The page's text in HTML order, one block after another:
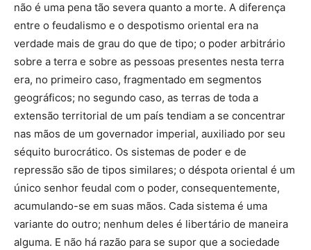
não é uma pena tão severa quanto a morte. A diferença
entre o feudalismo e o despotismo oriental era na
verdade mais de grau do que de tipo; o poder arbitrário
sobre a terra e sobre as pessoas presentes nesta terra
era, no primeiro caso, fragmentado em segmentos
geográficos; no segundo caso, as terras de toda a
extensão territorial de um país tendiam a se concentrar
nas mãos de um governador imperial, auxiliado por seu
séquito burocrático. Os sistemas de poder e de
repressão são de tipos similares; o déspota oriental é um
único senhor feudal com o poder, consequentemente,
acumulando-se em suas mãos. Cada sistema é uma
variante do outro; nenhum deles é libertário de maneira
alguma. E não há razão para se supor que a sociedade